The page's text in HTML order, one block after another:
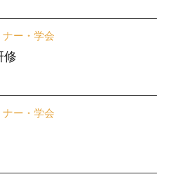
ー・学会
修
ー・学会